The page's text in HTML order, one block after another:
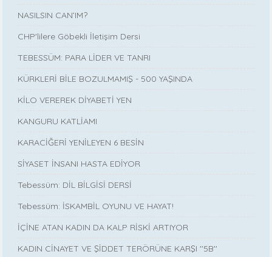
NASILSIN CAN’IM?
CHP'lilere Göbekli İletişim Dersi
TEBESSÜM: PARA LİDER VE TANRI
KÜRKLERİ BİLE BOZULMAMIŞ - 500 YAŞINDA
KİLO VEREREK DİYABETİ YEN
KANGURU KATLİAMI
KARACİĞERİ YENİLEYEN 6 BESİN
SİYASET İNSANI HASTA EDİYOR
Tebessüm: DİL BİLGİSİ DERSİ
Tebessüm: İSKAMBİL OYUNU VE HAYAT!
İÇİNE ATAN KADIN DA KALP RİSKİ ARTIYOR
KADIN CİNAYET VE ŞİDDET TERÖRÜNE KARŞI ''5B''